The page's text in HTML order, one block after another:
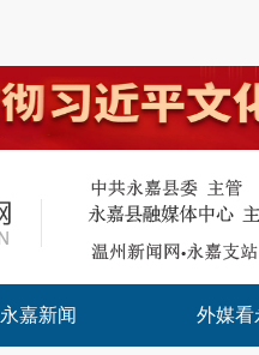
永嘉新闻 外媒看